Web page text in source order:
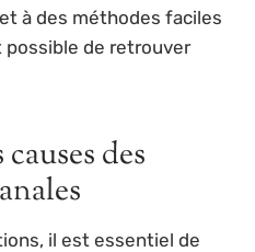
à des méthodes faciles
de retrouver
des
il est essentiel de